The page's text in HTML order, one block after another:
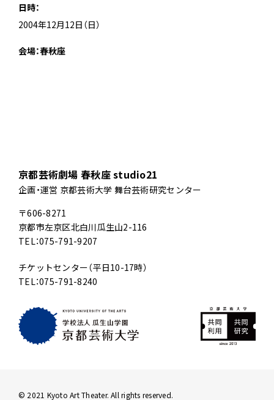
日時：
2004年12月12日（日）
会場：春秋座
京都芸術劇場 春秋座 studio21
企画・運営 京都芸術大学 舞台芸術研究センター
〒606-8271
京都市左京区北白川瓜生山2-116
TEL：075-791-9207
チケットセンター（平日10-17時）
TEL：075-791-8240
© 2021 Kyoto Art Theater. All rights reserved.